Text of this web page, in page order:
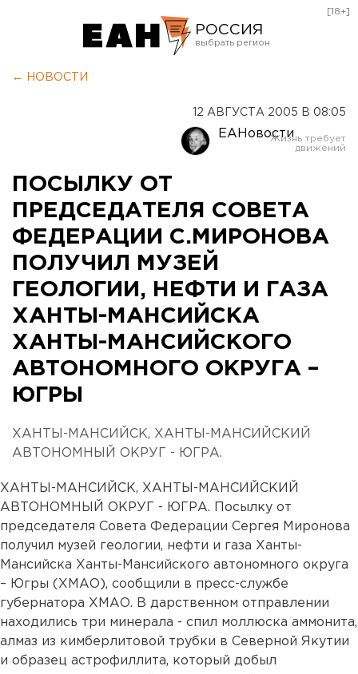
РОССИЯ
Оренбург
[18+]
← НОВОСТИ
12 АВГУСТА 2005 В 08:05
ЕАНовости
ПОСЫЛКУ ОТ
ПРЕДСЕДАТЕЛЯ СОВЕТА
ФЕДЕРАЦИИ С.МИРОНОВА
ПОЛУЧИЛ МУЗЕЙ
ГЕОЛОГИИ, НЕФТИ И ГАЗА
ХАНТЫ-МАНСИЙСКА
ХАНТЫ-МАНСИЙСКОГО
АВТОНОМНОГО ОКРУГА –
ЮГРЫ
ХАНТЫ-МАНСИЙСК, ХАНТЫ-МАНСИЙСКИЙ
АВТОНОМНЫЙ ОКРУГ - ЮГРА.
ХАНТЫ-МАНСИЙСК, ХАНТЫ-МАНСИЙСКИЙ
АВТОНОМНЫЙ ОКРУГ - ЮГРА. Посылку от
председателя Совета Федерации Сергея Миронова
получил музей геологии, нефти и газа Ханты-
Мансийска Ханты-Мансийского автономного округа
– Югры (ХМАО), сообщили в пресс-службе
губернатора ХМАО. В дарственном отправлении
находились три минерала - спил моллюска аммонита,
алмаз из кимберлитовой трубки в Северной Якутии
и образец астрофиллита, который добыл